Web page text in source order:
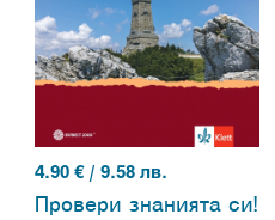
4.90 € / 9.58 лв.
Провери знанията си!